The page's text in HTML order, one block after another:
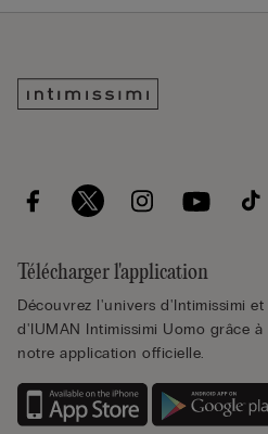
Télécharger l'application
Découvrez l'univers d'Intimissimi et
d'IUMAN Intimissimi Uomo grâce à
notre application officielle.